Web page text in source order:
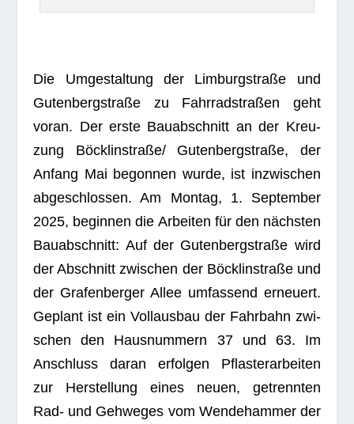
Die Umge­stal­tung der Lim­burg­straße und
Guten­berg­straße zu Fahr­rad­stra­ßen geht
voran. Der erste Bau­ab­schnitt an der Kreu­
zung Böcklinstraße/ Guten­berg­straße, der
Anfang Mai begon­nen wurde, ist inzwi­schen
abge­schlos­sen. Am Mon­tag, 1. Sep­tem­ber
2025, begin­nen die Arbei­ten für den nächs­ten
Bau­ab­schnitt: Auf der Guten­berg­straße wird
der Abschnitt zwi­schen der Böck­lin­straße und
der Gra­fen­ber­ger Allee umfas­send erneu­ert.
Geplant ist ein Voll­aus­bau der Fahr­bahn zwi­
schen den Haus­num­mern 37 und 63. Im
Anschluss daran erfol­gen Pflas­ter­ar­bei­ten
zur Her­stel­lung eines neuen, getrenn­ten
Rad- und Geh­we­ges vom Wen­de­ham­mer der